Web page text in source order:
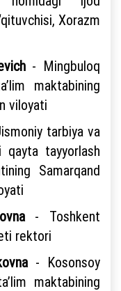
Xorazm
- Mingbuloq
maktabining
viloyati
tarbiya va
qayta tayyorlash
Samarqand
- Toshkent
rektori
- Kosonsoy
maktabining